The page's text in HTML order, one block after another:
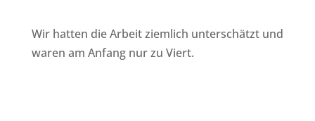
Wir hatten die Arbeit ziemlich unterschätzt und
waren am Anfang nur zu Viert.